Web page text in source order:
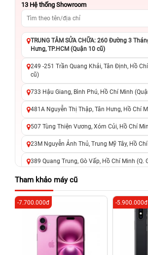
13 Hệ thống Showroom
TRUNG TÂM SỬA CHỮA: 260 Đường 3
Hưng, TP.HCM (Quận 10 cũ)
249 -251 Trần Quang Khải, Tân Định, Hồ
cũ)
733 Hậu Giang, Bình Phú, Hồ Chí Minh
481A Nguyễn Thị Thập, Tân Hưng, Hồ Chí
507 Tùng Thiện Vương, Xóm Củi, Hồ Chí
23M Nguyễn Ảnh Thủ, Trung Mỹ Tây, Hồ
389 Quang Trung, Gò Vấp, Hồ Chí Minh (Q.
625 - 625A Âu Cơ, Tân Phú, Hồ Chí Minh
326 Lê Văn Việt, Tăng Nhơn Phú, Hồ Chí
Đức cũ)
256 Võ Văn Ngân, Thủ Đức, Hồ Chí Minh
Đức Cũ)
70 Nguyễn An Ninh, Dĩ An, Hồ Chí Minh
Tham khảo máy cũ
-7.700.000đ -5.900.000đ